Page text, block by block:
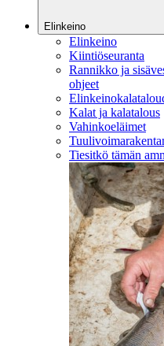
Elinkeino
Elinkeino
Kiintiöseuranta
Rannikko ja
ohjeet
Kalat ja kalatalous
Vahinkoeläimet
Tiesitkö tämän